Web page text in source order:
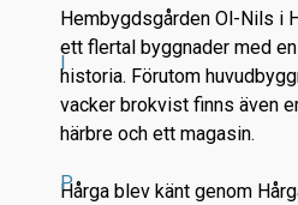
l
P
Hembygdsgården Ol-Nils i
ett flertal byggnader med
historia. Förutom
vacker brokvist finns även
härbre och ett magasin.
Hårga blev känt genom